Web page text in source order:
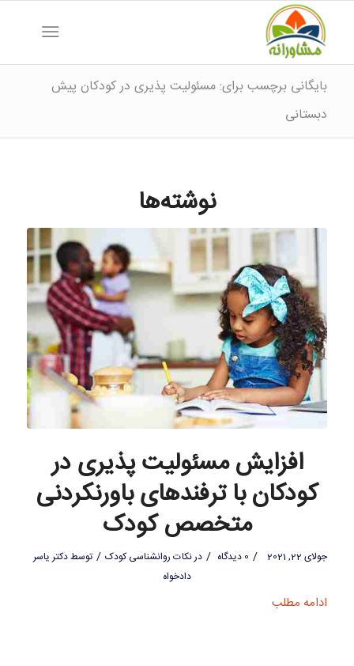
بایگانی برچسب برای: مسئولیت پذیری در کودکان پیش
دبستانی
نوشته‌ها
افزایش مسئولیت پذیری در
کودکان با ترفندهای باورنکردنی
متخصص کودک
جولای 22, 2021 / 0 دیدگاه / درنکات روانشناسی کودک / توسطدکتر یاسر
دادخواه
ادامه مطلب